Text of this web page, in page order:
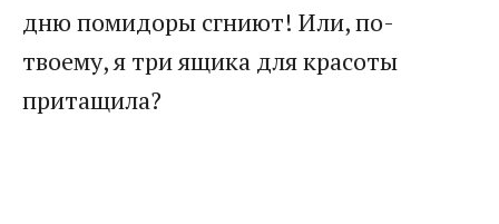
дню помидоры сгниют! Или, по-
твоему, я три ящика для красоты
притащила?